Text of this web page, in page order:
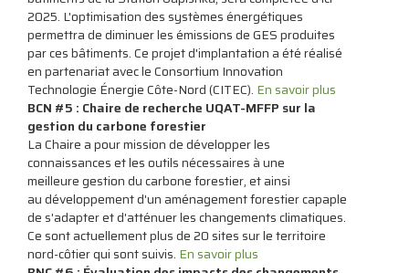
2025. L'optimisation des systèmes énergétiques
permettra de diminuer les émissions de GES produites
par ces bâtiments. Ce projet d'implantation a été réalisé
en partenariat avec le Consortium Innovation
Technologie Énergie Côte-Nord (CITEC). En savoir plus
BCN #5 : Chaire de recherche UQAT-MFFP sur la
gestion du carbone forestier
La Chaire a pour mission de développer les
connaissances et les outils nécessaires à une
meilleure gestion du carbone forestier, et ainsi
au développement d'un aménagement forestier capaple
de s'adapter et d'atténuer les changements climatiques.
Ce sont actuellement plus de 20 sites sur le territoire
nord-côtier qui sont suivis. En savoir plus